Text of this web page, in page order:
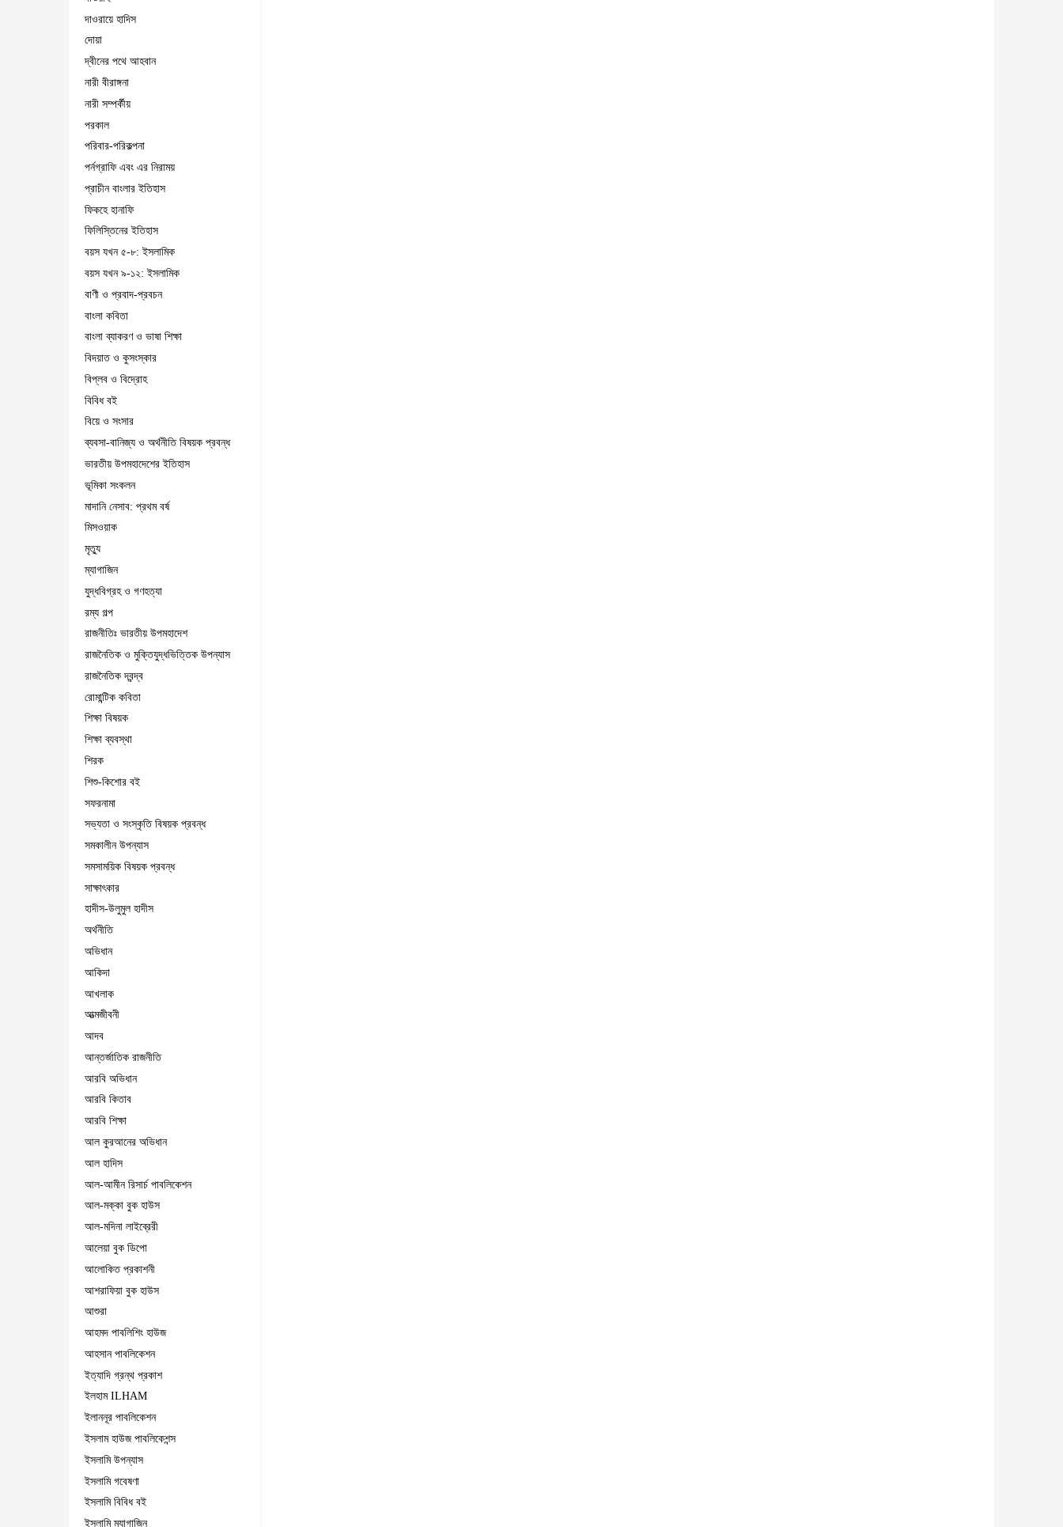
দাওরায়ে হাদিস
দোয়া
দ্বীনের পথে আহবান
নারী বীরাঙ্গনা
নারী সম্পর্কীয়
পরকাল
পরিবার-পরিকল্পনা
পর্নগ্রাফি এবং এর নিরাময়
প্রাচীন বাংলার ইতিহাস
ফিকহে হানাফি
ফিলিস্তিনের ইতিহাস
বয়স যখন ৫-৮: ইসলামিক
বয়স যখন ৯-১২: ইসলামিক
বাণী ও প্রবাদ-প্রবচন
বাংলা কবিতা
বাংলা ব্যাকরণ ও ভাষা শিক্ষা
বিদয়াত ও কুসংস্কার
বিপ্লব ও বিদ্রোহ
বিবিধ বই
বিয়ে ও সংসার
ব্যবসা-বানিজ্য ও অর্থনীতি বিষয়ক প্রবন্ধ
ভারতীয় উপমহাদেশের ইতিহাস
ভূমিকা সংকলন
মাদানি নেসাব: প্রথম বর্ষ
মিসওয়াক
মৃত্যু
ম্যাগাজিন
যুদ্ধবিগ্রহ ও গণহত্যা
রম্য গল্প
রাজনীতিঃ ভারতীয় উপমহাদেশ
রাজনৈতিক ও মুক্তিযুদ্ধভিত্তিক উপন্যাস
রাজনৈতিক দ্বন্দ্ব
রোমান্টিক কবিতা
শিক্ষা বিষয়ক
শিক্ষা ব্যবস্থা
শিরক
শিশু-কিশোর বই
সফরনামা
সভ্যতা ও সংস্কৃতি বিষয়ক প্রবন্ধ
সমকালীন উপন্যাস
সমসাময়িক বিষয়ক প্রবন্ধ
সাক্ষাৎকার
হাদীস-উলুমুল হাদীস
অর্থনীতি
অভিধান
আকিদা
আখলাক
আত্মজীবনী
আদব
আন্তর্জাতিক রাজনীতি
আরবি অভিধান
আরবি কিতাব
আরবি শিক্ষা
আল কুরআনের অভিধান
আল হাদিস
আল-আমীন রিসার্চ পাবলিকেশন
আল-মক্কা বুক হাউস
আল-মদিনা লাইব্রেরী
আলেয়া বুক ডিপো
আলোকিত প্রকাশনী
আশরাফিয়া বুক হাউস
আশুরা
আহমদ পাবলিশিং হাউজ
আহসান পাবলিকেশন
ইত্যাদি গ্রন্থ প্রকাশ
ইলহাম ILHAM
ইলাননূর পাবলিকেশন
ইসলাম হাউজ পাবলিকেশন্স
ইসলামি উপন্যাস
ইসলামি গবেষণা
ইসলামি বিবিধ বই
ইসলামি ম্যাগাজিন